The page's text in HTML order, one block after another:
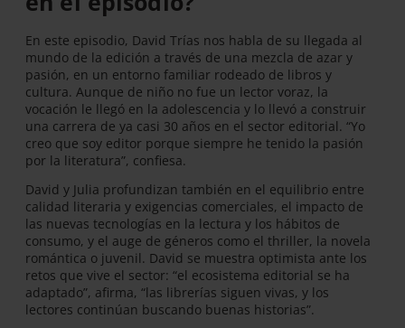
En este episodio, David Trías nos habla de su llegada al
mundo de la edición a través de una mezcla de azar y
pasión, en un entorno familiar rodeado de libros y
cultura. Aunque de niño no fue un lector voraz, la
vocación le llegó en la adolescencia y lo llevó a construir
una carrera de ya casi 30 años en el sector editorial. “Yo
creo que soy editor porque siempre he tenido la pasión
por la literatura”, confiesa.
David y Julia profundizan también en el equilibrio entre
calidad literaria y exigencias comerciales, el impacto de
las nuevas tecnologías en la lectura y los hábitos de
consumo, y el auge de géneros como el thriller, la novela
romántica o juvenil. David se muestra optimista ante los
retos que vive el sector: “el ecosistema editorial se ha
adaptado”, afirma, “las librerías siguen vivas, y los
lectores continúan buscando buenas historias”.